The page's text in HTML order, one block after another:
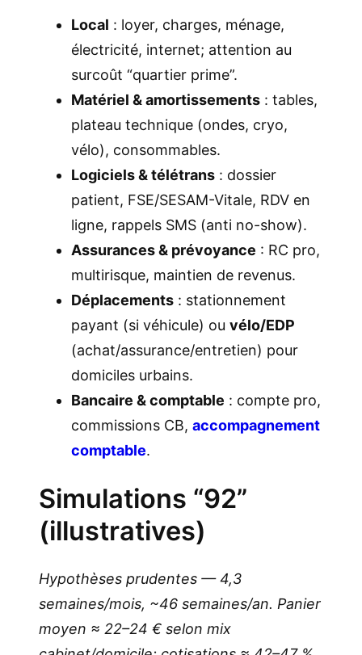
Local : loyer, charges, ménage,
électricité, internet; attention au
surcoût “quartier prime”.
Matériel & amortissements : tables,
plateau technique (ondes, cryo,
vélo), consommables.
Logiciels & télétrans : dossier
patient, FSE/SESAM-Vitale, RDV en
ligne, rappels SMS (anti no-show).
Assurances & prévoyance : RC pro,
multirisque, maintien de revenus.
Déplacements : stationnement
payant (si véhicule) ou vélo/EDP
(achat/assurance/entretien) pour
domiciles urbains.
Bancaire & comptable : compte pro,
commissions CB, accompagnement
comptable.
Simulations “92”
(illustratives)
Hypothèses prudentes — 4,3
semaines/mois, ~46 semaines/an. Panier
moyen ≈ 22–24 € selon mix